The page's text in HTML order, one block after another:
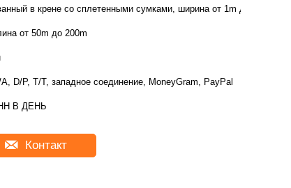
в крене со сплетенными сумками, ширина от 1m до
от 50m до 200m
A, D/P, T/T, западное соединение, MoneyGram, PayPal
В ДЕНЬ
Контакт